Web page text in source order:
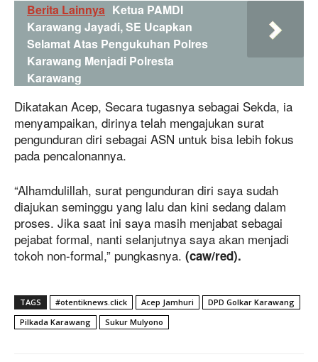
Berita Lainnya Ketua PAMDI
Karawang Jayadi, SE Ucapkan
Selamat Atas Pengukuhan Polres
Karawang Menjadi Polresta
Karawang
Dikatakan Acep, Secara tugasnya sebagai Sekda, ia
menyampaikan, dirinya telah mengajukan surat
pengunduran diri sebagai ASN untuk bisa lebih fokus
pada pencalonannya.
“Alhamdulillah, surat pengunduran diri saya sudah
diajukan seminggu yang lalu dan kini sedang dalam
proses. Jika saat ini saya masih menjabat sebagai
pejabat formal, nanti selanjutnya saya akan menjadi
tokoh non-formal,” pungkasnya. (caw/red).
TAGS #otentiknews.click Acep Jamhuri
DPD Golkar Karawang
Pilkada Karawang
Sukur Mulyono